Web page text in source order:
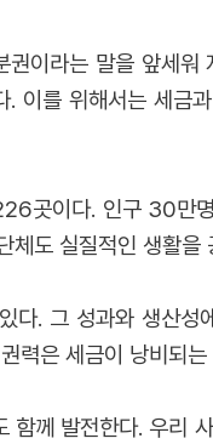
권이라는 말을 앞세
. 이를 위해서는 세금
곳이다. 인구 30만
체도 실질적인 생활
다. 그 성과와 생산성
력은 세금이 낭비되
함께 발전한다. 우리